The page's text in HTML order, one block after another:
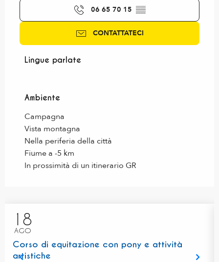
06 65 70 15 ▒▒
CONTATTATECI
Lingue parlate
Lingue parlate
Ambiente
Ambiente
Campagna
Vista montagna
Nella periferia della città
Fiume a -5 km
In prossimità di un itinerario GR
18
AGO
Corso di equitazione con pony e attività
artistiche